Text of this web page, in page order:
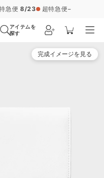
8/23 超特急便−
アイテムを
探す
完成イメージを見る